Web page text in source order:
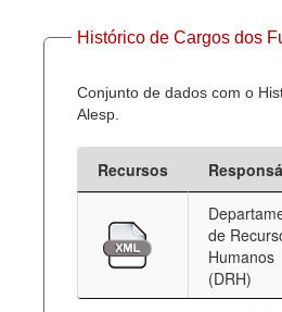
Dados Governamentais Abertos
Planejamento
Catálogo de dados
Processo Legislativo
Administração
Legislação
Histórico de Cargos dos
Conjunto de dados com o
Alesp.
Recursos
de
Humanos
(DRH)